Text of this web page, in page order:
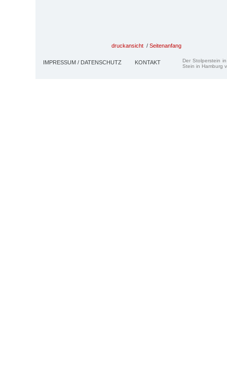
druckansicht / Seitenanfang
IMPRESSUM / DATENSCHUTZ KONTAKT
Der Stolperstein
Stein in Hamburg